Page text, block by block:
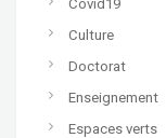
Covid19
Culture
Doctorat
Enseignement
Espaces verts